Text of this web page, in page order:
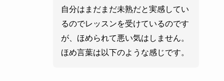
自分はまだまだ未熟だと実感してい
るのでレッスンを受けているのです
が、ほめられて悪い気はしません。
ほめ言葉は以下のような感じです。